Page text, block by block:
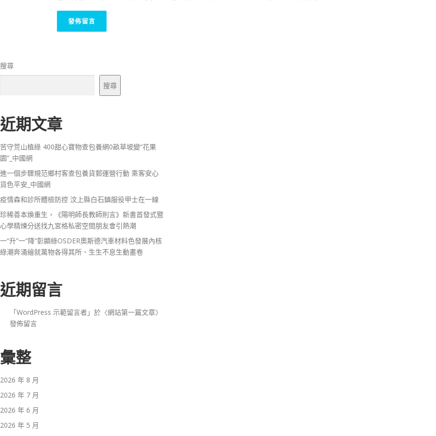
搜尋
搜尋
近期文章
苦守荒山植綠 400甜心寶物查包養網0畝草坡變“花果
園”_中國網
進一個步驟規范鄉村客查包養貨郵運營行動 乘客安心
貨色平安_中國網
疫情森和診所體檢防控 汶上縣白石鎮服役甲士在一線
珍稀善本煥重生，《陽明師長教師則言》新書首發式暨
心學精煉分送找九宮格私密空間朋友會引熱潮
一“升”一“降”彰顯綠OSDER奧斯德汽車材料色發展內核
綠潮奔涌繪就萬物各得其所、生生不息生動畫卷
近期留言
「WordPress 示範留言者 」於〈網站第一篇文章〉
發佈留言
彙整
2026 年 8 月
2026 年 7 月
2026 年 6 月
2026 年 5 月